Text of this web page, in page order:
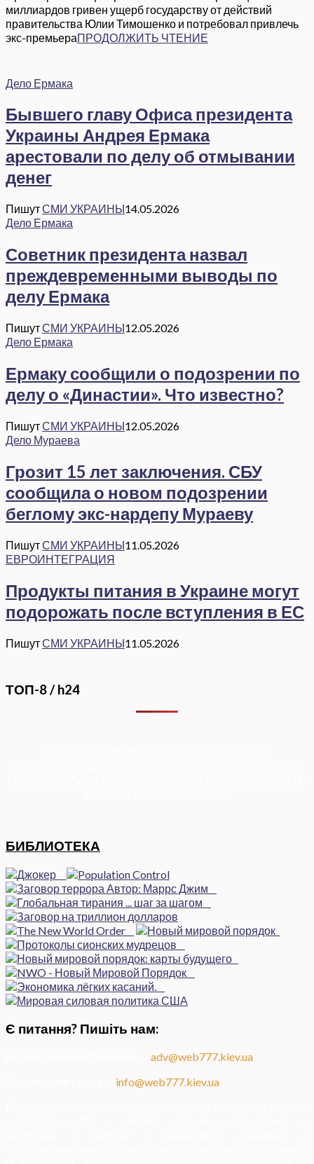
миллиардов гривен ущерб государству от действий
правительства Юлии Тимошенко и потребовал привлечь
экс-премьераПРОДОЛЖИТЬ ЧТЕНИЕ
Дело Ермака
Бывшего главу Офиса президента
Украины Андрея Ермака
арестовали по делу об отмывании
денег
ПишутСМИ УКРАИНЫ14.05.2026
Дело Ермака
Советник президента назвал
преждевременными выводы по
делу Ермака
ПишутСМИ УКРАИНЫ12.05.2026
Дело Ермака
Ермаку сообщили о подозрении по
делу о «Династии». Что известно?
ПишутСМИ УКРАИНЫ12.05.2026
Дело Мураева
Грозит 15 лет заключения. СБУ
сообщила о новом подозрении
беглому экс-нардепу Мураеву
ПишутСМИ УКРАИНЫ11.05.2026
ЕВРОИНТЕГРАЦИЯ
Продукты питания в Украине могут
подорожать после вступления в ЕС
ПишутСМИ УКРАИНЫ11.05.2026
ТОП-8 / h24
БИБЛИОТЕКА
Є питання? Пишіть нам:
adv@web777.kiev.ua
info@web777.kiev.ua